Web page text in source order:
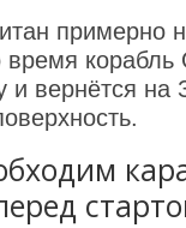
примерно
время корабль
и вернётся